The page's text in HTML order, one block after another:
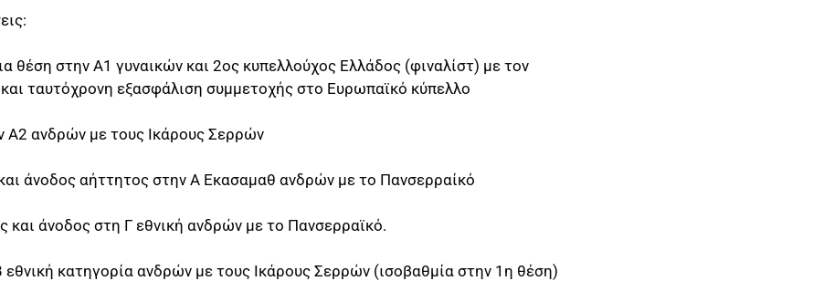
θέση στην Α1 γυναικών και 2ος κυπελλούχος Ελλάδος (φιναλίστ) με τον
ταυτόχρονη εξασφάλιση συμμετοχής στο Ευρωπαϊκό κύπελλο
Α2 ανδρών με τους Ικάρους Σερρών
άνοδος αήττητος στην Α Εκασαμαθ ανδρών με το Πανσερραίκό
άνοδος στη Γ εθνική ανδρών με το Πανσερραϊκό.
κατηγορία ανδρών με τους Ικάρους Σερρών (ισοβαθμία στην 1η θέση)